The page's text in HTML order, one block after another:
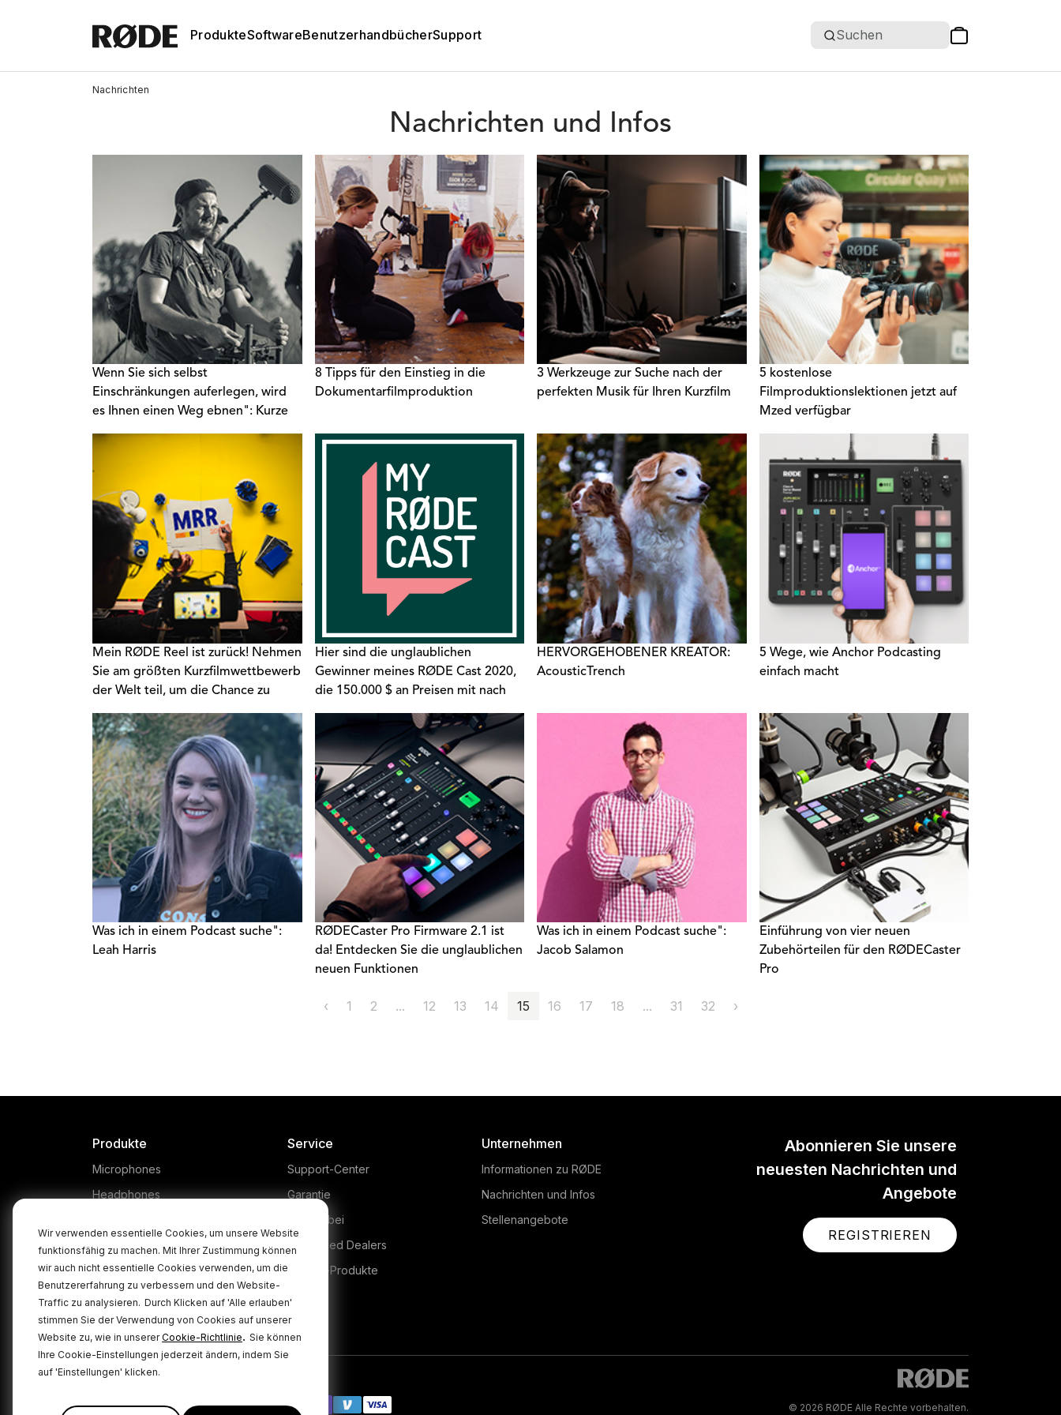
Wir verwenden essentielle Cookies, um unsere Website
funktionsfähig zu machen. Mit Ihrer Zustimmung können
wir auch nicht essentielle Cookies verwenden, um die
Benutzererfahrung zu verbessern und den Website-
Traffic zu analysieren. Durch Klicken auf 'Alle erlauben'
stimmen Sie der Verwendung von Cookies auf unserer
Website zu, wie in unsererCookie-Richtlinie. Sie können
Ihre Cookie-Einstellungen jederzeit ändern, indem Sie
auf 'Einstellungen' klicken.
ProdukteSoftwareBenutzerhandbücherSupport Suchen
Nachrichten
Nachrichten und Infos
Wenn Sie sich selbst
Einschränkungen auferlegen, wird
es Ihnen einen Weg ebnen": Kurze
8 Tipps für den Einstieg in die
Dokumentarfilmproduktion
3 Werkzeuge zur Suche nach der
perfekten Musik für Ihren Kurzfilm
5 kostenlose
Filmproduktionslektionen jetzt auf
Mzed verfügbar
Mein RØDE Reel ist zurück! Nehmen
Sie am größten Kurzfilmwettbewerb
der Welt teil, um die Chance zu
gewinnen.
Hier sind die unglaublichen
Gewinner meines RØDE Cast 2020,
die 150.000 $ an Preisen mit nach
HERVORGEHOBENER KREATOR:
AcousticTrench
5 Wege, wie Anchor Podcasting
einfach macht
Was ich in einem Podcast suche":
Leah Harris
RØDECaster Pro Firmware 2.1 ist
da! Entdecken Sie die unglaublichen
neuen Funktionen
Was ich in einem Podcast suche":
Jacob Salamon
Einführung von vier neuen
Zubehörteilen für den RØDECaster
Pro
‹ 1 2 ... 12 13 14 15 16 17 18 ... 31 32 ›
Abonnieren Sie unsere
neuesten Nachrichten und
Angebote
REGISTRIEREN
Produkte
Microphones
Headphones
Accessories
Kits
Apparel
Software
Service
Support-Center
Garantie
Kaufen bei
Authorised Dealers
Legacy-Produkte
Unternehmen
Informationen zu RØDE
Nachrichten und Infos
Stellenangebote
© 2026 RØDE Alle Rechte vorbehalten.